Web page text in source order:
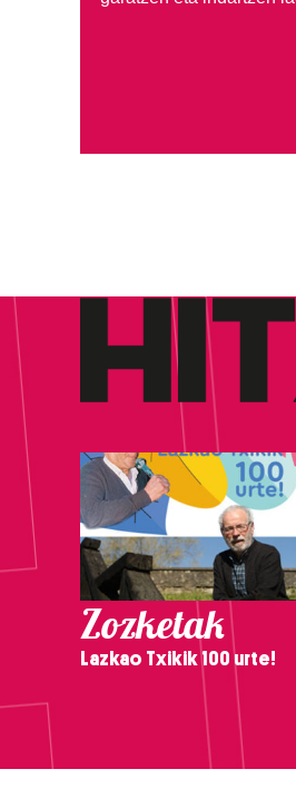
Zozketak
Lazkao Txikik 100 urte!